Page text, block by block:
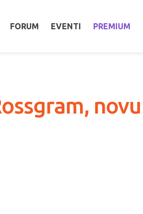
FORUM EVENTI PREMIUM
novu